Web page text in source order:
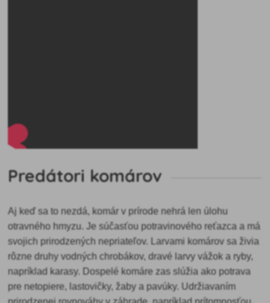
Predátori komárov
Aj keď sa to nezdá, komár v prírode nehrá len úlohu
otravného hmyzu. Je súčasťou potravinového reťazca a má
svojich prirodzených nepriateľov. Larvami komárov sa živia
rôzne druhy vodných chrobákov, dravé larvy vážok a ryby,
napríklad karasy. Dospelé komáre zas slúžia ako potrava
pre netopiere, lastovičky, žaby a pavúky. Udržiavaním